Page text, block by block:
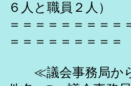
６人と職員２人）
＝＝＝＝＝＝＝＝＝
＝＝＝＝＝＝＝＝＝
≪議会事務局か